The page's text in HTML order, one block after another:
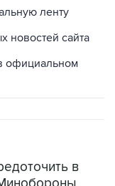
сайта
официальном
в